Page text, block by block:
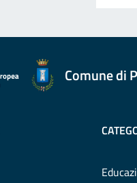
Comune di